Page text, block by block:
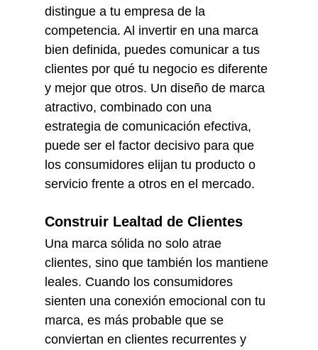
distingue a tu empresa de la
competencia. Al invertir en una marca
bien definida, puedes comunicar a tus
clientes por qué tu negocio es diferente
y mejor que otros. Un diseño de marca
atractivo, combinado con una
estrategia de comunicación efectiva,
puede ser el factor decisivo para que
los consumidores elijan tu producto o
servicio frente a otros en el mercado.
Construir Lealtad de Clientes
Una marca sólida no solo atrae
clientes, sino que también los mantiene
leales. Cuando los consumidores
sienten una conexión emocional con tu
marca, es más probable que se
conviertan en clientes recurrentes y